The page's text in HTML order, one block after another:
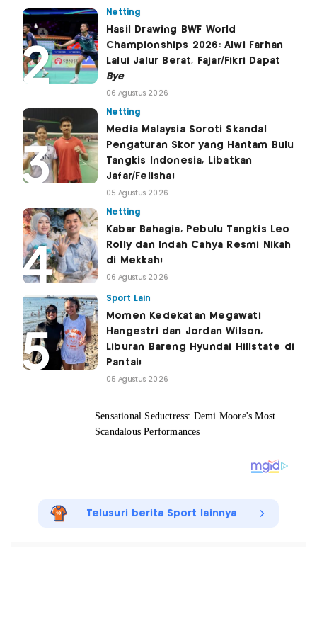
Netting
Hasil Drawing BWF World
Championships 2026: Alwi Farhan
Lalui Jalur Berat, Fajar/Fikri Dapat
Bye
06 Agustus 2026
Netting
Media Malaysia Soroti Skandal
Pengaturan Skor yang Hantam Bulu
Tangkis Indonesia, Libatkan
Jafar/Felisha!
05 Agustus 2026
Netting
Kabar Bahagia, Pebulu Tangkis Leo
Rolly dan Indah Cahya Resmi Nikah
di Mekkah!
06 Agustus 2026
Sport Lain
Momen Kedekatan Megawati
Hangestri dan Jordan Wilson,
Liburan Bareng Hyundai Hillstate di
Pantai!
05 Agustus 2026
Telusuri berita Sport lainnya